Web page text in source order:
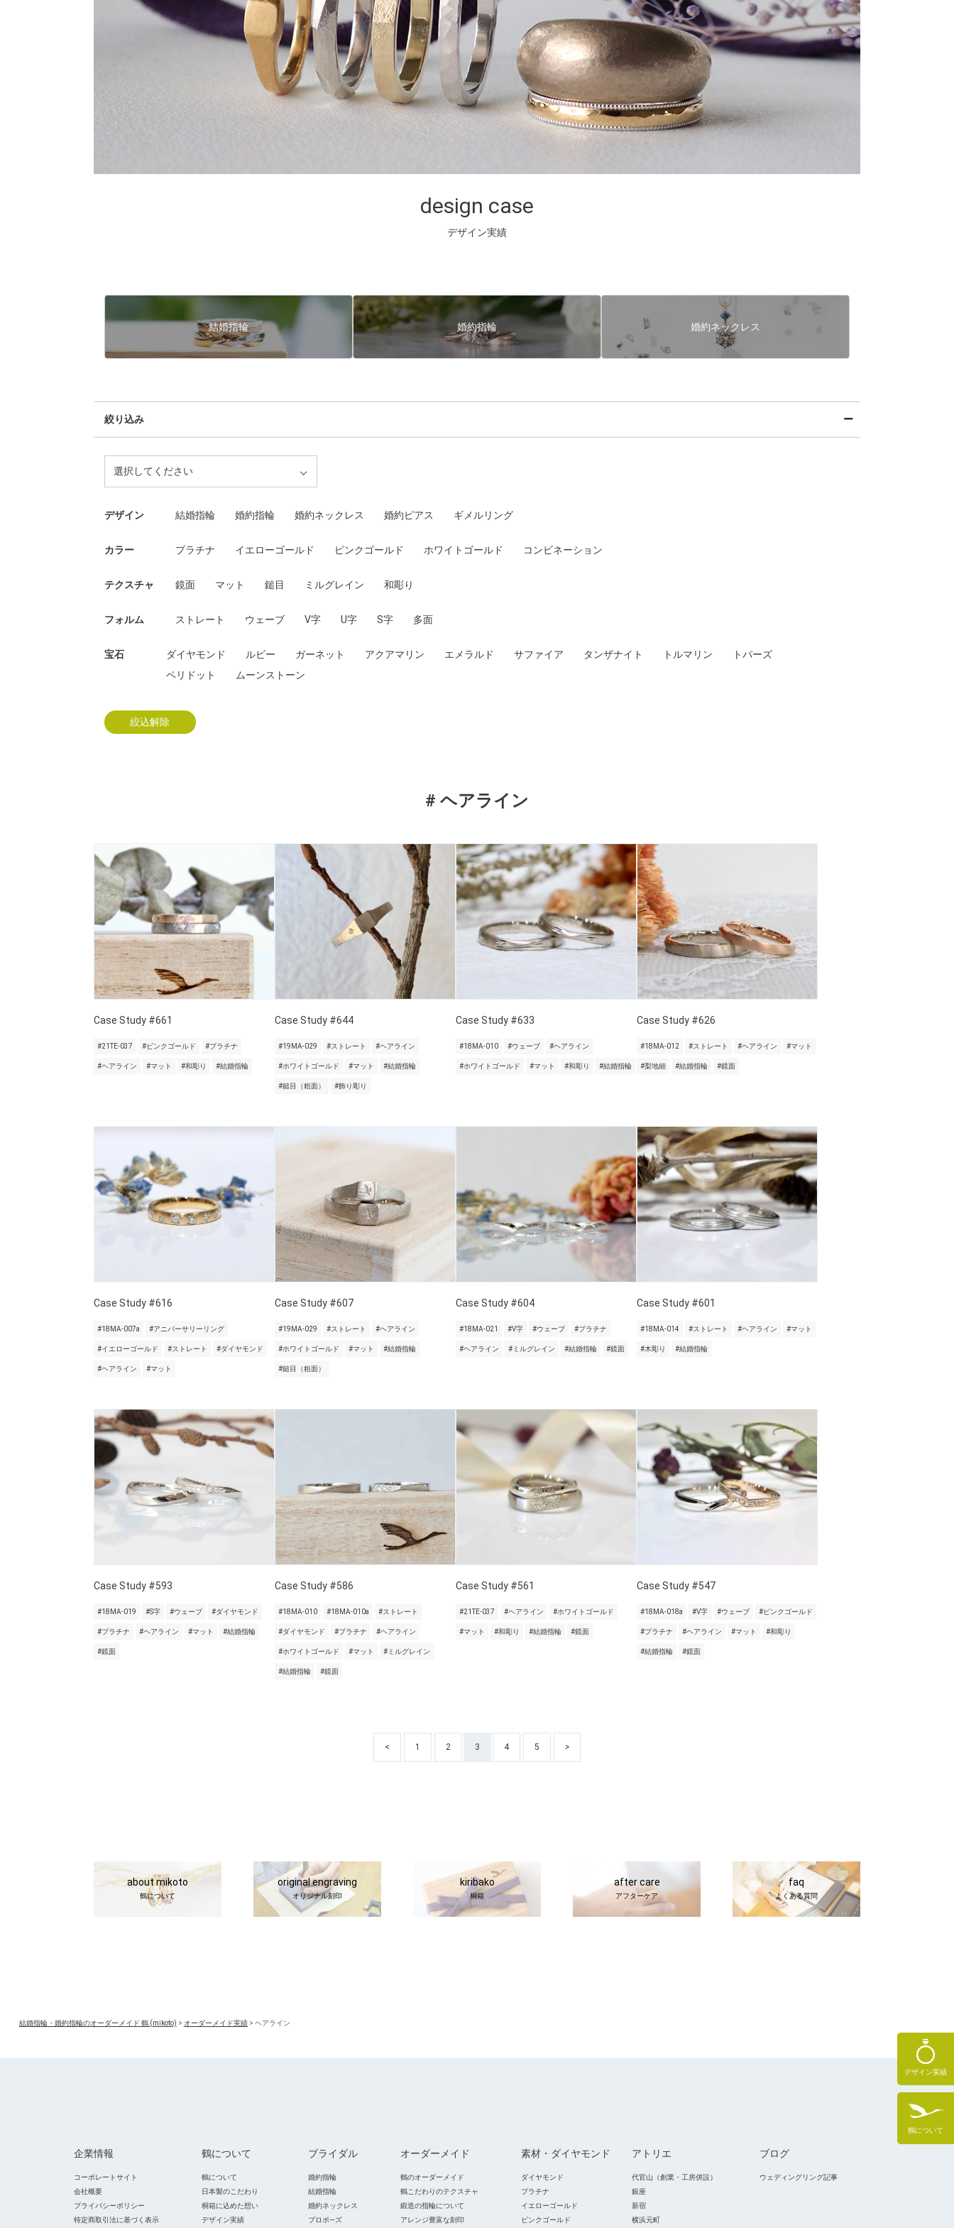
design case
デザイン実績
デザイン実績
鶴について
結婚指輪 婚約指輪 婚約ネックレス
絞り込み
選択してください
デザイン 結婚指輪 婚約指輪 婚約ネックレス 婚約ピアス ギメルリング
カラー プラチナ イエローゴールド ピンクゴールド ホワイトゴールド コンビネーション
テクスチャ 鏡面 マット 鎚目 ミルグレイン 和彫り
フォルム ストレート ウェーブ V字 U字 S字 多面
宝石 ダイヤモンド ルビー ガーネット アクアマリン エメラルド サファイア タンザナイト トルマリン
トパーズ
ペリドット
ムーンストーン
絞込解除
# ヘアライン
Case Study #661
#21TE-037 #ピンクゴールド #プラチナ
#ヘアライン #マット #和彫り #結婚指輪
Case Study #644
#19MA-029 #ストレート #ヘアライン
#ホワイトゴールド #マット #結婚指輪
#鎚目（粗面） #飾り彫り
Case Study #633
#18MA-010 #ウェーブ #ヘアライン
#ホワイトゴールド #マット #和彫り #結婚指輪
Case Study #626
#18MA-012 #ストレート #ヘアライン #マット
#梨地細 #結婚指輪 #鏡面
Case Study #616
#18MA-007a #アニバーサリーリング
#イエローゴールド #ストレート #ダイヤモンド
#ヘアライン #マット
Case Study #607
#19MA-029 #ストレート #ヘアライン
#ホワイトゴールド #マット #結婚指輪
#鎚目（粗面）
Case Study #604
#18MA-021 #V字 #ウェーブ #プラチナ
#ヘアライン #ミルグレイン #結婚指輪 #鏡面
Case Study #601
#18MA-014 #ストレート #ヘアライン #マット
#木彫り #結婚指輪
Case Study #593
#18MA-019 #S字 #ウェーブ #ダイヤモンド
#プラチナ #ヘアライン #マット #結婚指輪
#鏡面
Case Study #586
#18MA-010 #18MA-010a #ストレート
#ダイヤモンド #プラチナ #ヘアライン
#ホワイトゴールド #マット #ミルグレイン
#結婚指輪 #鏡面
Case Study #561
#21TE-037 #ヘアライン #ホワイトゴールド
#マット #和彫り #結婚指輪 #鏡面
Case Study #547
#18MA-018a #V字 #ウェーブ #ピンクゴールド
#プラチナ #ヘアライン #マット #和彫り
#結婚指輪 #鏡面
< 1 2 3 4 5 >
about mikoto
鶴について
original engraving
オリジナル刻印
kiribako
桐箱
after care
アフターケア
faq
よくある質問
結婚指輪・婚約指輪のオーダーメイド 鶴 (mikoto) > オーダーメイド実績> ヘアライン
企業情報
コーポレートサイト
会社概要
プライバシーポリシー
特定商取引法に基づく表示
鶴について
鶴について
日本製のこだわり
桐箱に込めた想い
デザイン実績
ブライダル
婚約指輪
結婚指輪
婚約ネックレス
プロポ―ズ
オーダーメイド
鶴のオーダーメイド
鶴こだわりのテクスチャ
鍛造の指輪について
アレンジ豊富な刻印
素材・ダイヤモンド
ダイヤモンド
プラチナ
イエローゴールド
ピンクゴールド
アトリエ
代官山（創業・工房併設）
銀座
新宿
横浜元町
ブログ
ウェディングリング記事